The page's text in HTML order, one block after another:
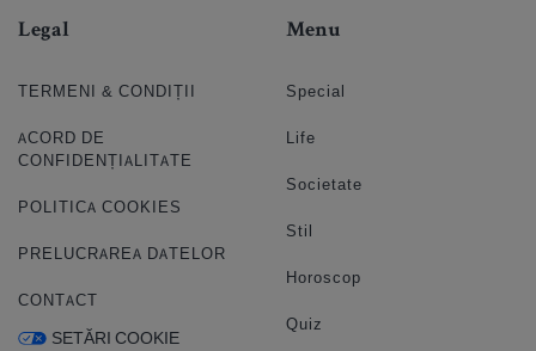
Legal
TERMENI & CONDIȚII
ACORD DE
CONFIDENȚIALITATE
POLITICA COOKIES
PRELUCRAREA DATELOR
CONTACT
SETĂRI COOKIE
Menu
Special
Life
Societate
Stil
Horoscop
Quiz